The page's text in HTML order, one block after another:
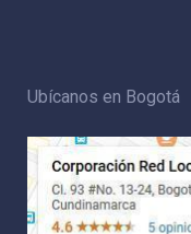
Ubícanos en Bogotá